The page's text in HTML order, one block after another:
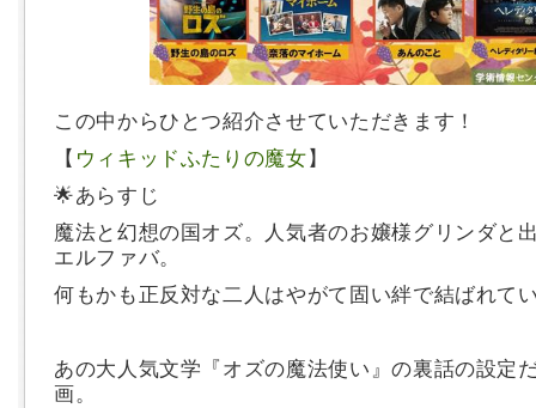
この中からひとつ紹介させていただきます！
【 ウィキッドふたりの魔女 】
🌟あらすじ
魔法と幻想の国オズ。人気者のお嬢様グリンダと
エルファバ。
何もかも正反対な二人はやがて固い絆で結ばれて
あの大人気文学『オズの魔法使い』の裏話の設定
画。